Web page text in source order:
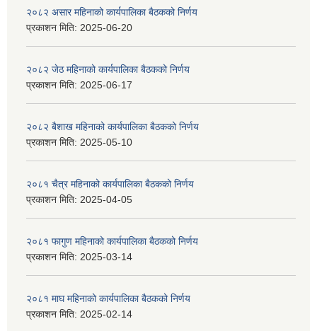
२०८२ असार महिनाको कार्यपालिका बैठकको निर्णय
प्रकाशन मिति: 2025-06-20
२०८२ जेठ महिनाको कार्यपालिका बैठकको निर्णय
प्रकाशन मिति: 2025-06-17
२०८२ बैशाख महिनाको कार्यपालिका बैठकको निर्णय
प्रकाशन मिति: 2025-05-10
२०८१ चैत्र महिनाको कार्यपालिका बैठकको निर्णय
प्रकाशन मिति: 2025-04-05
२०८१ फागुण महिनाको कार्यपालिका बैठकको निर्णय
प्रकाशन मिति: 2025-03-14
२०८१ माघ महिनाको कार्यपालिका बैठकको निर्णय
प्रकाशन मिति: 2025-02-14